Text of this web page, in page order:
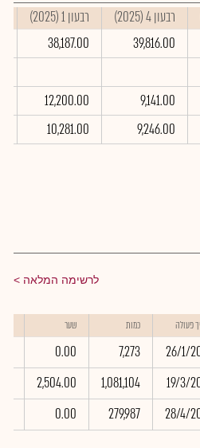
רבעון 4 (2025) רבעון 1 (2025)
39,816.00
38,187.00
9,141.00
12,200.00
9,246.00
10,281.00
לרשימה המלאה
פעולה כמות שער
26/1/
7,273
0.00
19/3/
1,081,104
2,504.00
28/4/
279,987
0.00